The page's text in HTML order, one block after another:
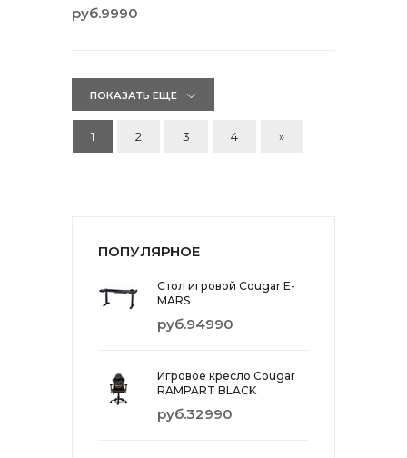
руб.9990
ПОКАЗАТЬ ЕЩЕ
1 2 3 4 »
ПОПУЛЯРНОЕ
Стол игровой Cougar E-
MARS
руб.94990
Игровое кресло Cougar
RAMPART BLACK
руб.32990